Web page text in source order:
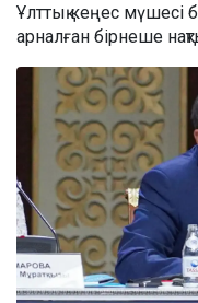
Ұлттық кеңес мүшесі
арналған бірнеше